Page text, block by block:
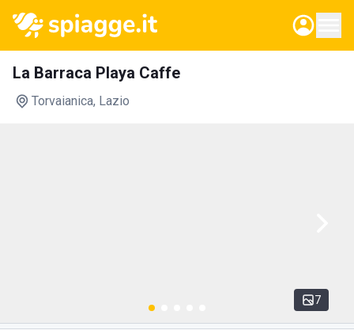
La Barraca Playa Caffe
Torvaianica, Lazio
7